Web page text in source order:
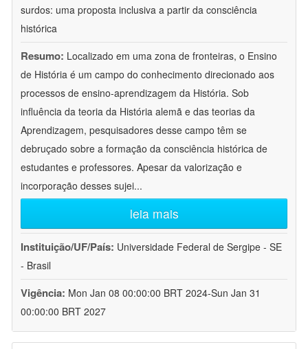
surdos: uma proposta inclusiva a partir da consciência
histórica
Resumo: Localizado em uma zona de fronteiras, o Ensino
de História é um campo do conhecimento direcionado aos
processos de ensino-aprendizagem da História. Sob
influência da teoria da História alemã e das teorias da
Aprendizagem, pesquisadores desse campo têm se
debruçado sobre a formação da consciência histórica de
estudantes e professores. Apesar da valorização e
incorporação desses sujei...
leia mais
Instituição/UF/País: Universidade Federal de Sergipe - SE
- Brasil
Vigência: Mon Jan 08 00:00:00 BRT 2024-Sun Jan 31
00:00:00 BRT 2027